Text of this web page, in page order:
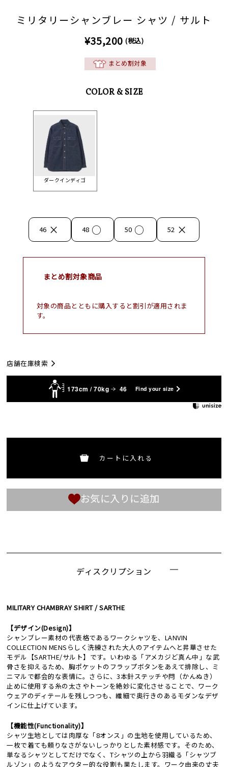
ミリタリーシャンブレー シャツ / サルト
¥35,200 (税込)
まとめ割対象
COLOR & SIZE
ダークインディゴ
46 × 48 ○ 50 ○ 52 ×
まとめ割対象商品
対象の商品とともに購入すると割引が適用されま
す。
店舗在庫検索
173cm / 70kg 46 Find your size
カートに入れる
お気に入りに追加
ディスクリプション
MILITARY CHAMBRAY SHIRT / SARTHE
【デザイン(Design)】
シャンブレー素材の代表格であるワークシャツを、LANVIN
COLLECTION MENSらしく洗練された大人のアイテムへと昇華させた
モデル【SARTHE/サルト】です。いわゆる「アメカジど真ん中」な武
骨さを抑えるため、胸ポケットのフラップボタンをあえて排除し、ミ
ニマルで都会的な表情に。さらに、3本針ステッチや閂（かんぬき）
止めに使用する糸の太さやトーンを絶妙に変化させることで、ワーク
ウェアのディテールを残しつつも、繊細で奥行きのあるモダンなデザ
インに仕上げています。
【機能性(Functionality)】
シャツ生地としては肉厚な「8オンス」の生地を使用しているため、
一枚で着ても頼りなさがないしっかりとした素材感です。そのため、
単なるシャツとしてだけでなく、Tシャツの上から羽織る「シャツブ
ルゾン」のようなアウター的な役割も果たします。ワーク由来の丈夫